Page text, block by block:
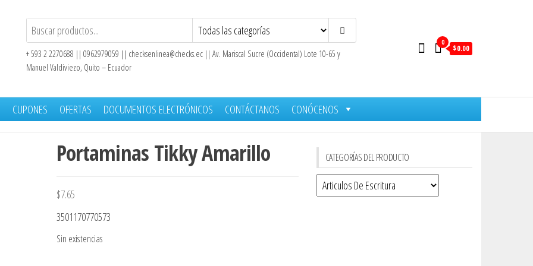
+ 593 2 2270688 || 0962979059 || checksenlinea@checks.ec || Av. Mariscal Sucre (Occidental) Lote 10-65 y
Manuel Valdiviezo, Quito – Ecuador
0
$0.00
CUPONES OFERTAS DOCUMENTOS ELECTRÓNICOS CONTÁCTANOS CONÓCENOS
Portaminas Tikky Amarillo
$7.65
3501170770573
Sin existencias
CATEGORÍAS DEL PRODUCTO